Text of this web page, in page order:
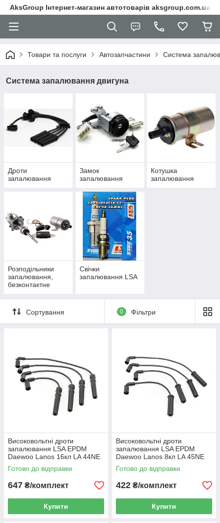
AksGroup Інтернет-магазин автотоварів aksgroup.com.ua
Товари та послуги Автозапчастини Система
Система запалювання двигуна
Дроти
запалювання
Замок
запалювання
Котушка
запалювання
Розподільники
запалювання,
безконтактне
Свічки
запалювання LSA
Сортування 0 Фільтри
Високовольтні дроти
запалювання LSA EPDM
Daewoo Lanos 16кл LA 44NE
Готово до відправки
647 ₴/комплект
Купити
Високовольтні дроти
запалювання LSA EPDM
Daewoo Lanos 8кл LA 45NE
Готово до відправки
422 ₴/комплект
Купити